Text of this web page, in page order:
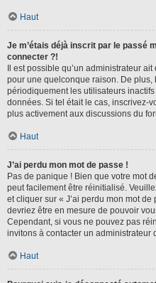
Haut
Je m’étais déjà inscrit par le passé
connecter ?!
Il est possible qu’un administrateur
pour une quelconque raison. De
périodiquement les utilisateurs
données. Si tel était le cas, inscrivez-
plus activement aux discussions du
Haut
J’ai perdu mon mot de passe !
Pas de panique ! Bien que votre mot
peut facilement être réinitialisé.
et cliquer sur « J’ai perdu mon mot
devriez être en mesure de pouvoir
Cependant, si vous ne pouvez pas
invitons à contacter un administrateur
Haut